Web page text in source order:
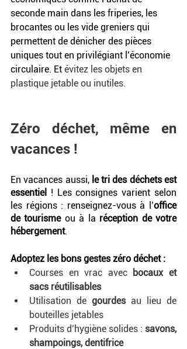
seconde main dans les friperies, les
brocantes ou les vide greniers qui
permettent de dénicher des pièces
uniques tout en privilégiant l’économie
circulaire. Et évitez les objets en
plastique jetable ou inutiles.
Zéro déchet, même en
vacances !
En vacances aussi, le tri des déchets est
essentiel ! Les consignes varient selon
les régions : renseignez-vous à l’office
de tourisme ou à la réception de votre
hébergement.
Adoptez les bons gestes zéro déchet :
Courses en vrac avec
bocaux et
sacs réutilisables
Utilisation de gourdes au lieu de
bouteilles jetables
Produits d’hygiène solides : savons,
shampoings, dentifrice